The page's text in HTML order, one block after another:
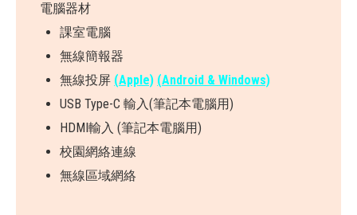
電腦器材
課室電腦
無線簡報器
無線投屏 (Apple) (Android & Windows)
USB Type-C 輸入(筆記本電腦用)
HDMI輸入 (筆記本電腦用)
校園網絡連線
無線區域網絡